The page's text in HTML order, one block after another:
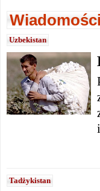
Wiadomości
Uzbekistan
Tadżykistan